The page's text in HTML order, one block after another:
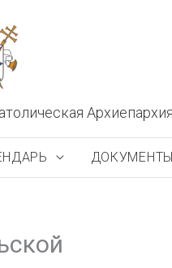
ДОКУМЕНТЫ